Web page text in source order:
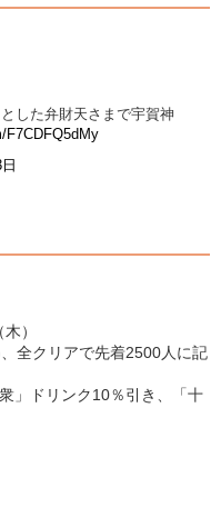
した弁財天さまで宇賀神
F7CDFQ5dMy
）
全クリアで先着2500人に記
」ドリンク10％引き、「十